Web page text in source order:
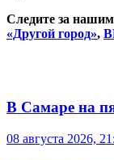
Следите за
«Другой город»,
В Самаре на
08 августа 2026,